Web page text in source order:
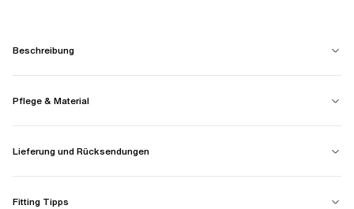
Beschreibung
Pflege & Material
Lieferung und Rücksendungen
Fitting Tipps